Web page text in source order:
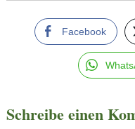
Facebook
Schreibe einen